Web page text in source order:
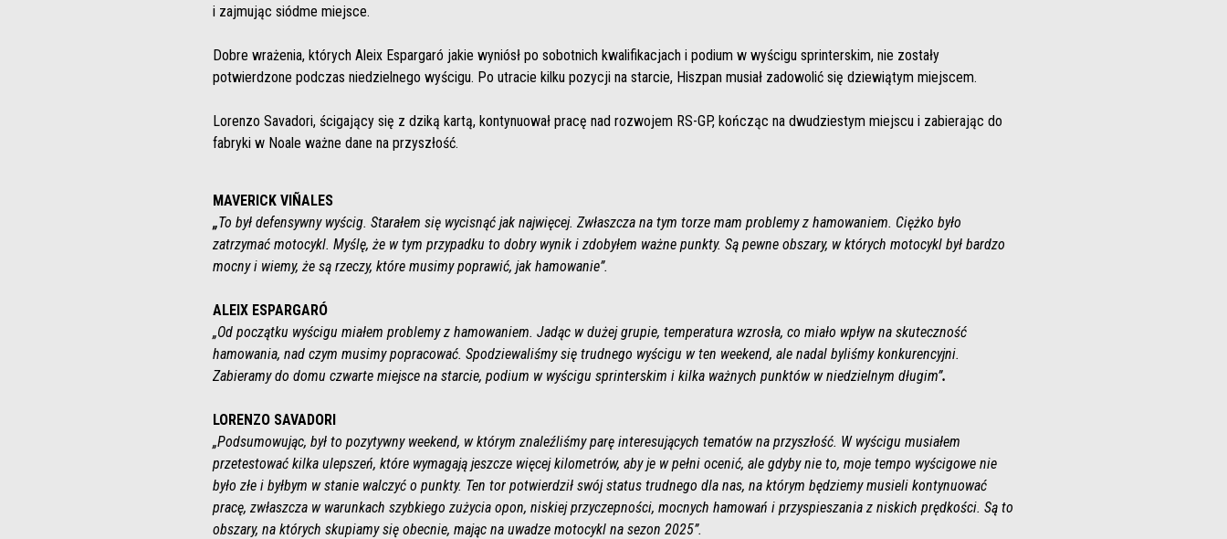
i zajmując siódme miejsce.
Dobre wrażenia, których Aleix Espargaró jakie wyniósł po sobotnich kwalifikacjach i podium w wyścigu sprinterskim, nie zostały
potwierdzone podczas niedzielnego wyścigu. Po utracie kilku pozycji na starcie, Hiszpan musiał zadowolić się dziewiątym miejscem.
Lorenzo Savadori, ścigający się z dziką kartą, kontynuował pracę nad rozwojem RS-GP, kończąc na dwudziestym miejscu i zabierając do
fabryki w Noale ważne dane na przyszłość.
MAVERICK VIÑALES
„To był defensywny wyścig. Starałem się wycisnąć jak najwięcej. Zwłaszcza na tym torze mam problemy z hamowaniem. Ciężko było
zatrzymać motocykl. Myślę, że w tym przypadku to dobry wynik i zdobyłem ważne punkty. Są pewne obszary, w których motocykl był bardzo
mocny i wiemy, że są rzeczy, które musimy poprawić, jak hamowanie”.
ALEIX ESPARGARÓ
„Od początku wyścigu miałem problemy z hamowaniem. Jadąc w dużej grupie, temperatura wzrosła, co miało wpływ na skuteczność
hamowania, nad czym musimy popracować. Spodziewaliśmy się trudnego wyścigu w ten weekend, ale nadal byliśmy konkurencyjni.
Zabieramy do domu czwarte miejsce na starcie, podium w wyścigu sprinterskim i kilka ważnych punktów w niedzielnym długim”.
LORENZO SAVADORI
„Podsumowując, był to pozytywny weekend, w którym znaleźliśmy parę interesujących tematów na przyszłość. W wyścigu musiałem
przetestować kilka ulepszeń, które wymagają jeszcze więcej kilometrów, aby je w pełni ocenić, ale gdyby nie to, moje tempo wyścigowe nie
było złe i byłbym w stanie walczyć o punkty. Ten tor potwierdził swój status trudnego dla nas, na którym będziemy musieli kontynuować
pracę, zwłaszcza w warunkach szybkiego zużycia opon, niskiej przyczepności, mocnych hamowań i przyspieszania z niskich prędkości. Są to
obszary, na których skupiamy się obecnie, mając na uwadze motocykl na sezon 2025”.